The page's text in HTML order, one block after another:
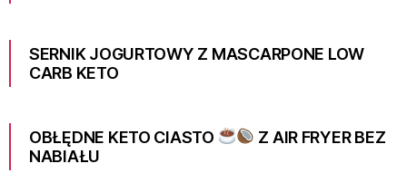
SERNIK JOGURTOWY Z MASCARPONE LOW
CARB KETO
OBŁĘDNE KETO CIASTO
Z AIR FRYER BEZ
NABIAŁU